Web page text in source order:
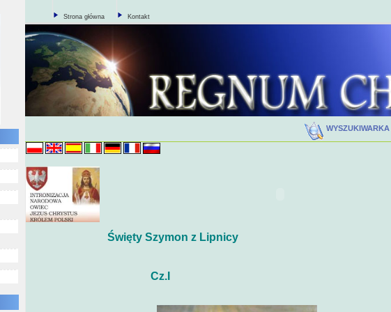
Strona główna Kontakt
WYSZUKIWARKA
Święty Szymon z Lipnicy
Cz.I